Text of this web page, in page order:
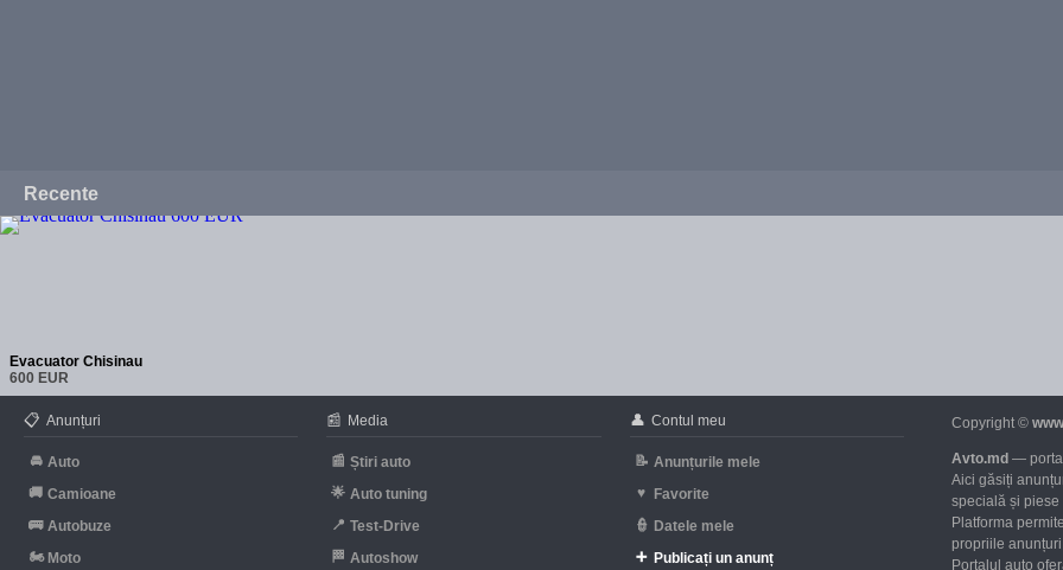
Recente
Evacuator Chisinau
600 EUR
📋 Anunțuri
🚘 Auto
🚚 Camioane
🚌 Autobuze
🏍 Moto
📰 Media
📰 Știri auto
🌟 Auto tuning
📍 Test-Drive
🏁 Autoshow
👤 Contul meu
📝 Anunțurile mele
♥
Favorite
👮 Datele mele
➕ Publicați un anunț
Copyright ©
Avto.md —
Aici găsiți
specială și piese
Platforma
propriile
Portalul auto